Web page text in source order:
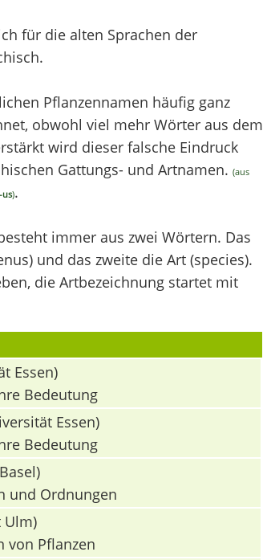
für die alten Sprachen der
Pflanzennamen häufig ganz
obwohl viel mehr Wörter aus dem
wird dieser falsche Eindruck
Gattungs- und Artnamen. (aus
-us).
immer aus zwei Wörtern. Das
und das zweite die Art (species).
die Artbezeichnung startet mit
Essen)
Bedeutung
Essen)
Bedeutung
und Ordnungen
von Pflanzen